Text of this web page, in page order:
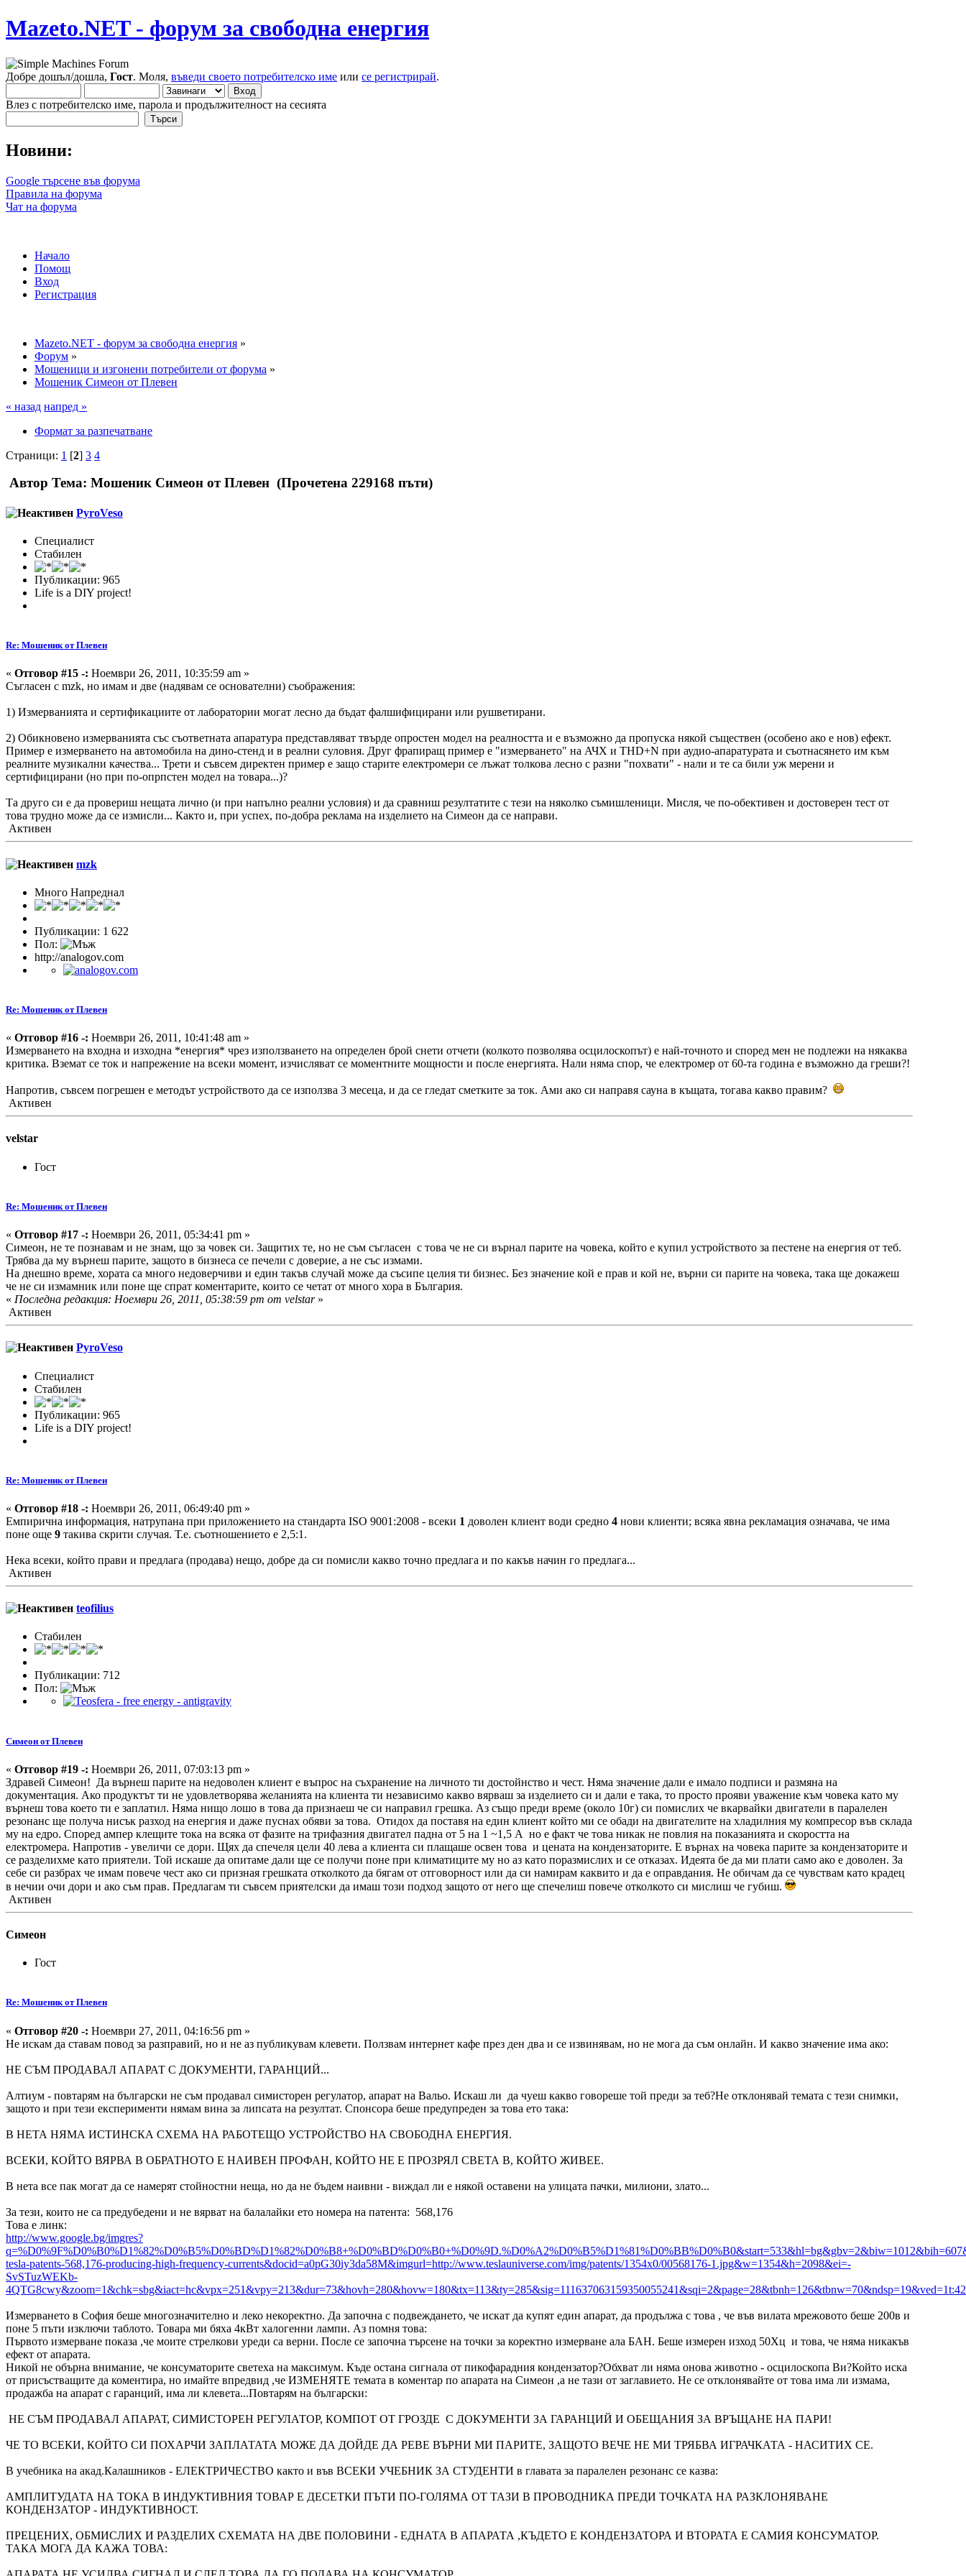
Mazeto.NET - форум за свободна енергия
Добре дошъл/дошла, Гост. Моля, въведи своето потребителско име или се регистрирай.
Влез с потребителско име, парола и продължителност на сесията
Новини:
Google търсене във форума
Правила на форума
Чат на форума
Начало
Помощ
Вход
Регистрация
Mazeto.NET - форум за свободна енергия »
Форум »
Мошеници и изгонени потребители от форума »
Мошеник Симеон от Плевен
« назад напред »
Формат за разпечатване
Страници: 1 [2] 3 4
Автор Тема: Мошеник Симеон от Плевен (Прочетена 229168 пъти)
PyroVeso
Специалист
Стабилен
Публикации: 965
Life is a DIY project!
Re: Мошеник от Плевен
« Отговор #15 -: Ноември 26, 2011, 10:35:59 am »
Съгласен с mzk, но имам и две (надявам се основателни) съображения:
1) Измерванията и сертификациите от лаборатории могат лесно да бъдат фалшифицирани или рушветирани.
2) Обикновено измерванията със съответната апаратура представляват твърде опростен модел на реалността и е възможно да пропуска някой съществен (особено ако е нов) ефект.
Пример е измерването на автомобила на дино-стенд и в реални суловия. Друг фрапиращ пример е "измерването" на АЧХ и THD+N при аудио-апаратурата и съотнасянето им към
реалните музикални качества... Трети и съвсем директен пример е защо старите електромери се лъжат толкова лесно с разни "похвати" - нали и те са били уж мерени и
сертифицирани (но при по-опрпстен модел на товара...)?
Та друго си е да провериш нещата лично (и при напълно реални условия) и да сравниш резултатите с тези на няколко съмишленици. Мисля, че по-обективен и достоверен тест от
това трудно може да се измисли... Както и, при успех, по-добра реклама на изделието на Симеон да се направи.
Активен
mzk
Много Напреднал
Публикации: 1 622
Пол:
http://analogov.com
Re: Мошеник от Плевен
« Отговор #16 -: Ноември 26, 2011, 10:41:48 am »
Измерването на входна и изходна *енергия* чрез използването на определен брой снети отчети (колкото позволява осцилоскопът) е най-точното и според мен не подлежи на някаква
критика. Вземат се ток и напрежение на всеки момент, изчисляват се моментните мощности и после енергията. Нали няма спор, че електромер от 60-та година е възможно да греши?!
Напротив, съвсем погрешен е методът устройството да се използва 3 месеца, и да се гледат сметките за ток. Ами ако си направя сауна в къщата, тогава какво правим?
Активен
velstar
Гост
Re: Мошеник от Плевен
« Отговор #17 -: Ноември 26, 2011, 05:34:41 pm »
Симеон, не те познавам и не знам, що за човек си. Защитих те, но не съм съгласен с това че не си върнал парите на човека, който е купил устройството за пестене на енергия от теб.
Трябва да му върнеш парите, защото в бизнеса се печели с доверие, а не със измами.
На днешно време, хората са много недоверчиви и един такъв случай може да съсипе целия ти бизнес. Без значение кой е прав и кой не, върни си парите на човека, така ще докажеш
че не си измамник или поне ще спрат коментарите, които се четат от много хора в България.
« Последна редакция: Ноември 26, 2011, 05:38:59 pm от velstar»
Активен
PyroVeso
Специалист
Стабилен
Публикации: 965
Life is a DIY project!
Re: Мошеник от Плевен
« Отговор #18 -: Ноември 26, 2011, 06:49:40 pm »
Емпирична информация, натрупана при приложението на стандарта ISO 9001:2008 - всеки 1 доволен клиент води средно 4 нови клиенти; всяка явна рекламация означава, че има
поне още 9 такива скрити случая. Т.е. съотношението е 2,5:1.
Нека всеки, който прави и предлага (продава) нещо, добре да си помисли какво точно предлага и по какъв начин го предлага...
Активен
teofilius
Стабилен
Публикации: 712
Пол:
Симеон от Плевен
« Отговор #19 -: Ноември 26, 2011, 07:03:13 pm »
Здравей Симеон! Да върнеш парите на недоволен клиент е въпрос на съхранение на личното ти достойнство и чест. Няма значение дали е имало подписи и размяна на
документация. Ако продуктът ти не удовлетворява желанията на клиента ти независимо какво вярваш за изделието си и дали е така, то просто прояви уважение към човека като му
върнеш това което ти е заплатил. Няма нищо лошо в това да признаеш че си направил грешка. Аз също преди време (около 10г) си помислих че вкарвайки двигатели в паралелен
резонанс ще получа нисък разход на енергия и даже пуснах обяви за това. Отидох да поставя на един клиент който ми се обади на двигателите на хладилния му компресор във склада
му на едро. Според ампер клещите тока на всяка от фазите на трифазния двигател падна от 5 на 1 ~1,5 А но е факт че това никак не повлия на показанията и скоростта на
електромера. Напротив - увеличи се дори. Щях да спечеля цели 40 лева а клиента си плащаше освен това и цената на кондензаторите. Е върнах на човека парите за кондензаторите и
се разделихме като приятели. Той искаше да опитаме дали ще се получи поне при климатиците му но аз като поразмислих и се отказах. Идеята бе да ми плати само ако е доволен. За
себе си разбрах че имам повече чест ако си призная грешката отколкото да бягам от отговорност или да си намирам каквито и да е оправдания. Не обичам да се чувствам като крадец
в нечии очи дори и ако съм прав. Предлагам ти съвсем приятелски да имаш този подход защото от него ще спечелиш повече отколкото си мислиш че губиш.
Активен
Симеон
Гост
Re: Мошеник от Плевен
« Отговор #20 -: Ноември 27, 2011, 04:16:56 pm »
Не искам да ставам повод за разправий, но и не аз публикувам клевети. Ползвам интернет кафе през ден два и се извинявам, но не мога да съм онлайн. И какво значение има ако:
НЕ СЪМ ПРОДАВАЛ АПАРАТ С ДОКУМЕНТИ, ГАРАНЦИЙ...
Алтиум - повтарям на български не съм продавал симисторен регулатор, апарат на Вальо. Искаш ли да чуеш какво говореше той преди за теб?Не отклонявай темата с тези снимки,
защото и при тези експерименти нямам вина за липсата на резултат. Спонсора беше предупреден за това ето така:
В НЕТА НЯМА ИСТИНСКА СХЕМА НА РАБОТЕЩО УСТРОЙСТВО НА СВОБОДНА ЕНЕРГИЯ.
ВСЕКИ, КОЙТО ВЯРВА В ОБРАТНОТО Е НАИВЕН ПРОФАН, КОЙТО НЕ Е ПРОЗРЯЛ СВЕТА В, КОЙТО ЖИВЕЕ.
В нета все пак могат да се намерят стойностни неща, но да не бъдем наивни - виждал ли е някой оставени на улицата пачки, милиони, злато...
За тези, които не са предубедени и не вярват на балалайки ето номера на патента: 568,176
Това е линк:
http://www.google.bg/imgres?
tesla-patents-568,176-producing-high-frequency-currents&docid=a0pG30iy3da58M&imgurl=http://www.teslauniverse.com/img/patents/1354x0/00568176-1.jpg&w=1354&h=2098&ei=-
SvSTuzWEKb-
Измерването в София беше многозначително и леко некоректно. Да започна с подвеждането, че искат да купят един апарат, да продължа с това , че във вилата мрежовото беше 200в и
поне 5 пъти изключи таблото. Товара ми бяха 4кВт халогенни лампи. Аз помня това:
Първото измерване показа ,че моите стрелкови уреди са верни. После се започна търсене на точки за коректно измерване ала БАН. Беше измерен изход 50Хц и това, че няма никакъв
ефект от апарата.
Никой не обърна внимание, че консуматорите светеха на максимум. Къде остана сигнала от пикофарадния кондензатор?Обхват ли няма онова животно - осцилоскопа Ви?Който иска
от присъстващите да коментира, но имайте впредвид ,че ИЗМЕНЯТЕ темата в коментар по апарата на Симеон ,а не тази от заглавието. Не се отклонявайте от това има ли измама,
продажба на апарат с гаранций, има ли клевета...Повтарям на български:
НЕ СЪМ ПРОДАВАЛ АПАРАТ, СИМИСТОРЕН РЕГУЛАТОР, КОМПОТ ОТ ГРОЗДЕ С ДОКУМЕНТИ ЗА ГАРАНЦИЙ И ОБЕЩАНИЯ ЗА ВРЪЩАНЕ НА ПАРИ!
ЧЕ ТО ВСЕКИ, КОЙТО СИ ПОХАРЧИ ЗАПЛАТАТА МОЖЕ ДА ДОЙДЕ ДА РЕВЕ ВЪРНИ МИ ПАРИТЕ, ЗАЩОТО ВЕЧЕ НЕ МИ ТРЯБВА ИГРАЧКАТА - НАСИТИХ СЕ.
В учебника на акад.Калашников - ЕЛЕКТРИЧЕСТВО както и във ВСЕКИ УЧЕБНИК ЗА СТУДЕНТИ в главата за паралелен резонанс се казва:
АМПЛИТУДАТА НА ТОКА В ИНДУКТИВНИЯ ТОВАР Е ДЕСЕТКИ ПЪТИ ПО-ГОЛЯМА ОТ ТАЗИ В ПРОВОДНИКА ПРЕДИ ТОЧКАТА НА РАЗКЛОНЯВАНЕ
КОНДЕНЗАТОР - ИНДУКТИВНОСТ.
ПРЕЦЕНИХ, ОБМИСЛИХ И РАЗДЕЛИХ СХЕМАТА НА ДВЕ ПОЛОВИНИ - ЕДНАТА В АПАРАТА ,КЪДЕТО Е КОНДЕНЗАТОРА И ВТОРАТА Е САМИЯ КОНСУМАТОР.
ТАКА МОГА ДА КАЖА ТОВА: